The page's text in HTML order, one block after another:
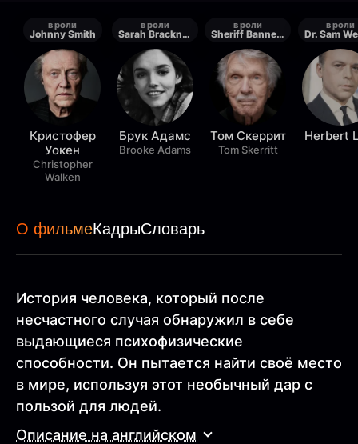
в роли
Johnny Smith
Кристофер
Уокен
Christopher
Walken
в роли
Sarah Bracknell
Брук Адамс
Brooke Adams
в роли
Sheriff Bannerman
Том Скеррит
Tom Skerritt
в роли
Dr. Sam
Herbert
О фильмеКадрыСловарь
История человека, который после
несчастного случая обнаружил в себе
выдающиеся психофизические
способности. Он пытается найти своё место
в мире, используя этот необычный дар с
пользой для людей.
Описание на английском